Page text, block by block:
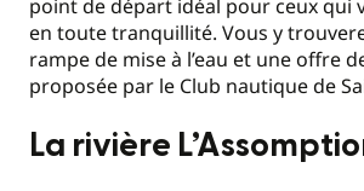
point de départ idéal pour ceux qui
en toute tranquillité. Vous y
rampe de mise à l’eau et une offre
proposée par le Club nautique de
La rivière